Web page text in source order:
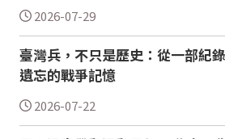
2026-07-29
臺灣兵，不只是歷史：從一部紀
遺忘的戰爭記憶
2026-07-22